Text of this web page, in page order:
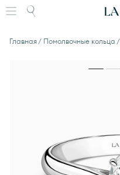
Главная Помолвочные кольца